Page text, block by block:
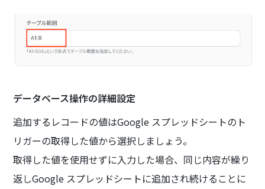
データベース操作の詳細設定
追加するレコードの値はGoogle スプレッドシートのト
リガーの取得した値から選択しましょう。
取得した値を使用せずに入力した場合、同じ内容が繰り
返しGoogle スプレッドシートに追加され続けることに